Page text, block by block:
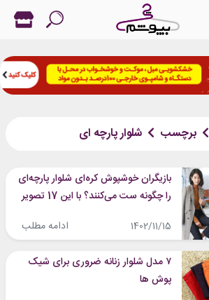
برچسب شلوار پارچه ای
بازیگران خوشپوش کره‌ای شلوار پارچه‌ای
را چگونه ست می‌کنند؟ با این 17 تصویر
1402/11/15 ادامه مطلب
۷ مدل شلوار زنانه ضروری برای شیک
پوش ها